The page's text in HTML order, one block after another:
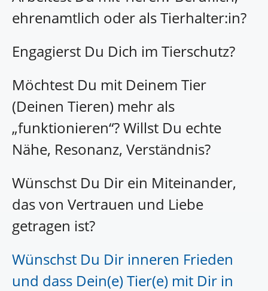
ehrenamtlich oder als Tierhalter:in?
Engagierst Du Dich im Tierschutz?
Möchtest Du mit Deinem Tier
(Deinen Tieren) mehr als
„funktionieren“? Willst Du echte
Nähe, Resonanz, Verständnis?
Wünschst Du Dir ein Miteinander,
das von Vertrauen und Liebe
getragen ist?
Wünschst Du Dir inneren Frieden
und dass Dein(e) Tier(e) mit Dir in